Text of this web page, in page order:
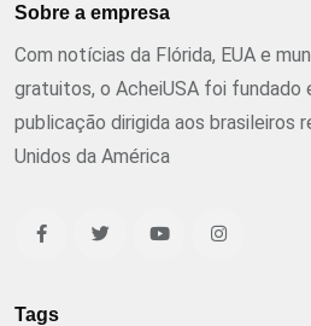
Sobre a empresa
Com notícias da Flórida, EUA e
gratuitos, o AcheiUSA foi fundado
publicação dirigida aos brasileiros
Unidos da América
Tags